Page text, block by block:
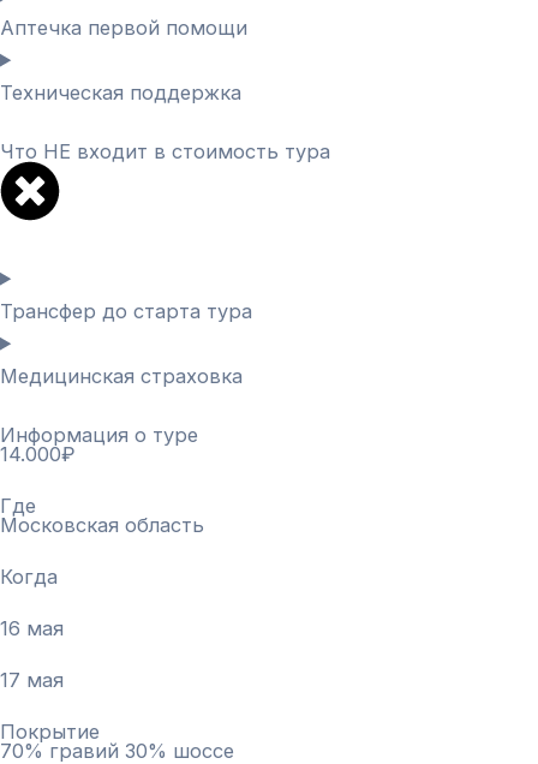
Аптечка первой помощи
Техническая поддержка
Что НЕ входит в стоимость тура
Трансфер до старта тура
Медицинская страховка
Информация о туре
14.000₽
Где
Московская область
Когда
16 мая
17 мая
Покрытие
70% гравий 30% шоссе